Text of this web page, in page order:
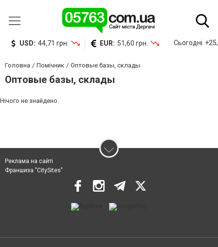
USD: 44,71 грн. EUR: 51,60 грн. Сьогодні
Головна Помічник Оптовые базы, склады
Оптовые базы, склады
Нічого не знайдено.
Реклама на сайті
Франшиза "CitySites"